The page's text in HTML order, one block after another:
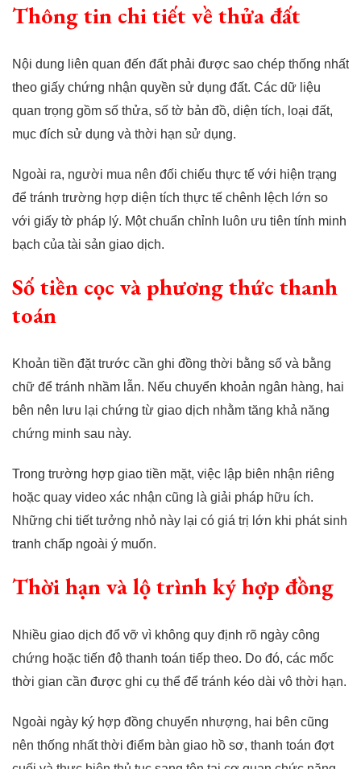
Thông tin chi tiết về thửa đất
Nội dung liên quan đến đất phải được sao chép thống nhất
theo giấy chứng nhận quyền sử dụng đất. Các dữ liệu
quan trọng gồm số thửa, số tờ bản đồ, diện tích, loại đất,
mục đích sử dụng và thời hạn sử dụng.
Ngoài ra, người mua nên đối chiếu thực tế với hiện trạng
để tránh trường hợp diện tích thực tế chênh lệch lớn so
với giấy tờ pháp lý. Một chuẩn chỉnh luôn ưu tiên tính minh
bạch của tài sản giao dịch.
Số tiền cọc và phương thức thanh
toán
Khoản tiền đặt trước cần ghi đồng thời bằng số và bằng
chữ để tránh nhầm lẫn. Nếu chuyển khoản ngân hàng, hai
bên nên lưu lại chứng từ giao dịch nhằm tăng khả năng
chứng minh sau này.
Trong trường hợp giao tiền mặt, việc lập biên nhận riêng
hoặc quay video xác nhận cũng là giải pháp hữu ích.
Những chi tiết tưởng nhỏ này lại có giá trị lớn khi phát sinh
tranh chấp ngoài ý muốn.
Thời hạn và lộ trình ký hợp đồng
Nhiều giao dịch đổ vỡ vì không quy định rõ ngày công
chứng hoặc tiến độ thanh toán tiếp theo. Do đó, các mốc
thời gian cần được ghi cụ thể để tránh kéo dài vô thời hạn.
Ngoài ngày ký hợp đồng chuyển nhượng, hai bên cũng
nên thống nhất thời điểm bàn giao hồ sơ, thanh toán đợt